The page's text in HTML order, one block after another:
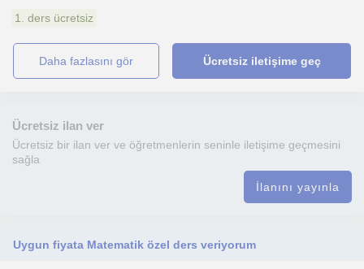
1. ders ücretsiz
daha fazlasını gör Ücretsiz iletişime geç
Ücretsiz ilan ver
Ücretsiz bir ilan ver ve öğretmenlerin seninle iletişime geçmesini
sağla
İlanını yayınla
Uygun fiyata Matematik özel ders veriyorum